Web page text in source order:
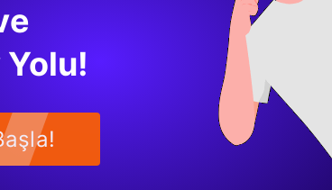
Yeri
"elli tl demiş adam" ifadesi sıkça yer
paylaşarak belirli bir durumu ya da olayı
bu tür ifadelerin mizahi paylaşımlarda
aynı zamanda eleştirel bir bakış açısı sunmaktadır.
Yolu!